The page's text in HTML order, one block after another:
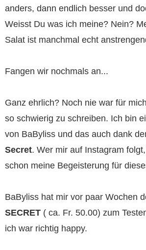
anders, dann endlich besser und
Weisst Du was ich meine? Nein?
Salat ist manchmal echt
Fangen wir nochmals an...
Ganz ehrlich? Noch nie war für
so schwierig zu schreiben. Ich bin
von BaByliss und das auch dank
Secret. Wer mir auf Instagram
schon meine Begeisterung für
BaByliss hat mir vor paar Wochen
SECRET ( ca. Fr. 50.00) zum
ich war richtig happy.